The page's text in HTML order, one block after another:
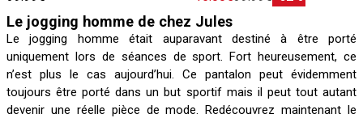
Le jogging homme de chez Jules
Le jogging homme était auparavant destiné à être porté
uniquement lors de séances de sport. Fort heureusement, ce
n’est plus le cas aujourd’hui. Ce pantalon peut évidemment
toujours être porté dans un but sportif mais il peut tout autant
devenir une réelle pièce de mode. Redécouvrez maintenant le